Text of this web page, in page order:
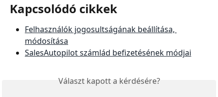
Kapcsolódó cikkek
Felhasználók jogosultságának beállítása,
módosítása
SalesAutopilot számlád befizetésének módjai
Választ kapott a kérdésére?